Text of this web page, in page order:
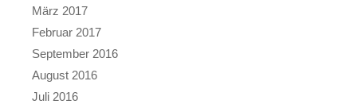
März 2017
Februar 2017
September 2016
August 2016
Juli 2016